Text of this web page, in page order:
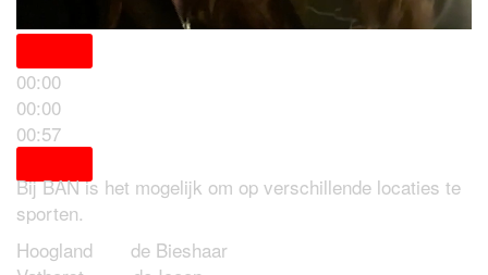
00:00
00:00
00:57
Bij BAN is het mogelijk om op verschillende locaties te
sporten.
Hoogland de Bieshaar